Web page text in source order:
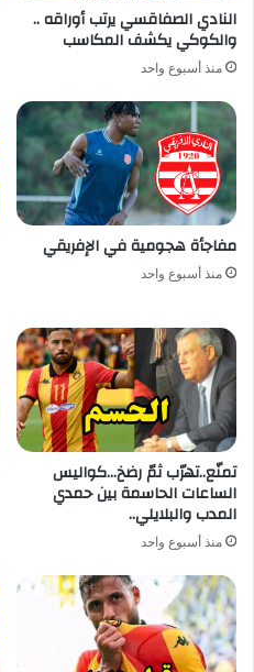
النادي الصفاقسي يرتب أوراقه ..
والكوكي يكشف المكاسب
منذ أسبوع واحد
مفاجأة هجومية في الإفريقي
منذ أسبوع واحد
تمنّع..تهرّب ثمّ رضخ…كواليس
الساعات الحاسمة بين حمدي
المدب والبلايلي..
منذ أسبوع واحد